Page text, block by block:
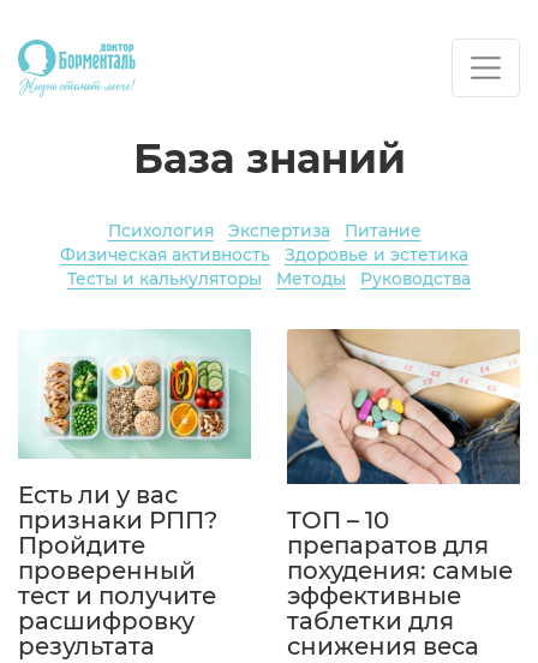
База знаний
Психология Экспертиза
Питание
Физическая активность
Здоровье и эстетика
Тесты и калькуляторы
Методы Руководства
Есть ли у вас
признаки РПП?
Пройдите
проверенный
тест и получите
расшифровку
результата
ТОП – 10
препаратов для
похудения: самые
эффективные
таблетки для
снижения веса